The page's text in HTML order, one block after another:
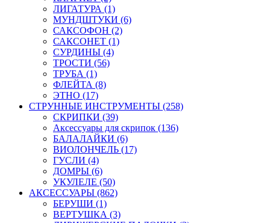
ЛИГАТУРА (1)
МУНДШТУКИ (6)
САКСОФОН (2)
САКСОНЕТ (1)
СУРДИНЫ (4)
ТРОСТИ (56)
ТРУБА (1)
ФЛЕЙТА (8)
ЭТНО (17)
СТРУННЫЕ ИНСТРУМЕНТЫ (258)
СКРИПКИ (39)
Аксессуары для скрипок (136)
БАЛАЛАЙКИ (6)
ВИОЛОНЧЕЛЬ (17)
ГУСЛИ (4)
ДОМРЫ (6)
УКУЛЕЛЕ (50)
АКСЕССУАРЫ (862)
БЕРУШИ (1)
ВЕРТУШКА (3)